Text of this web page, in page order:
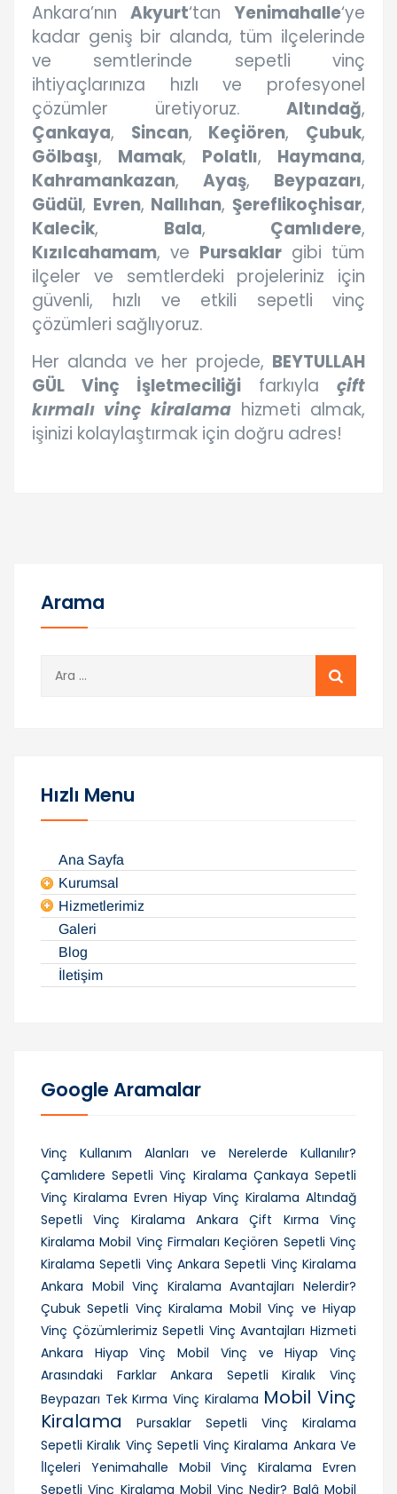
Ankara’nın Akyurt‘tan Yenimahalle‘ye
kadar geniş bir alanda, tüm ilçelerinde
ve semtlerinde sepetli vinç
ihtiyaçlarınıza hızlı ve profesyonel
çözümler üretiyoruz. Altındağ,
Çankaya, Sincan, Keçiören, Çubuk,
Gölbaşı, Mamak, Polatlı, Haymana,
Kahramankazan, Ayaş, Beypazarı,
Güdül, Evren, Nallıhan, Şereflikoçhisar,
Kalecik, Bala, Çamlıdere,
Kızılcahamam, ve Pursaklar gibi tüm
ilçeler ve semtlerdeki projeleriniz için
güvenli, hızlı ve etkili sepetli vinç
çözümleri sağlıyoruz.
Her alanda ve her projede, BEYTULLAH
GÜL Vinç İşletmeciliği farkıyla çift
kırmalı vinç kiralamahizmeti almak,
işinizi kolaylaştırmak için doğru adres!
Arama
Hızlı Menu
Ana Sayfa
Kurumsal
Hizmetlerimiz
Galeri
Blog
İletişim
Google Aramalar
Vinç Kullanım Alanları ve Nerelerde Kullanılır?
Çamlıdere Sepetli Vinç Kiralama Çankaya Sepetli
Vinç Kiralama Evren Hiyap Vinç Kiralama Altındağ
Sepetli Vinç Kiralama
Ankara Çift Kırma Vinç
Kiralama Mobil Vinç Firmaları Keçiören Sepetli Vinç
Kiralama Sepetli Vinç Ankara Sepetli Vinç Kiralama
Ankara Mobil Vinç Kiralama Avantajları Nelerdir?
Çubuk Sepetli Vinç Kiralama Mobil Vinç ve Hiyap
Vinç Çözümlerimiz Sepetli Vinç Avantajları Hizmeti
Ankara Hiyap Vinç
Mobil Vinç ve Hiyap Vinç
Arasındaki Farklar
Ankara Sepetli Kiralık Vinç
Beypazarı Tek Kırma Vinç Kiralama Mobil Vinç
Kiralama
Pursaklar Sepetli Vinç Kiralama
Sepetli Kiralık Vinç Sepetli Vinç Kiralama Ankara Ve
İ̇lçeleri
Yenimahalle Mobil Vinç Kiralama
Evren
Sepetli Vinç Kiralama Mobil Vinç Nedir? Balâ Mobil